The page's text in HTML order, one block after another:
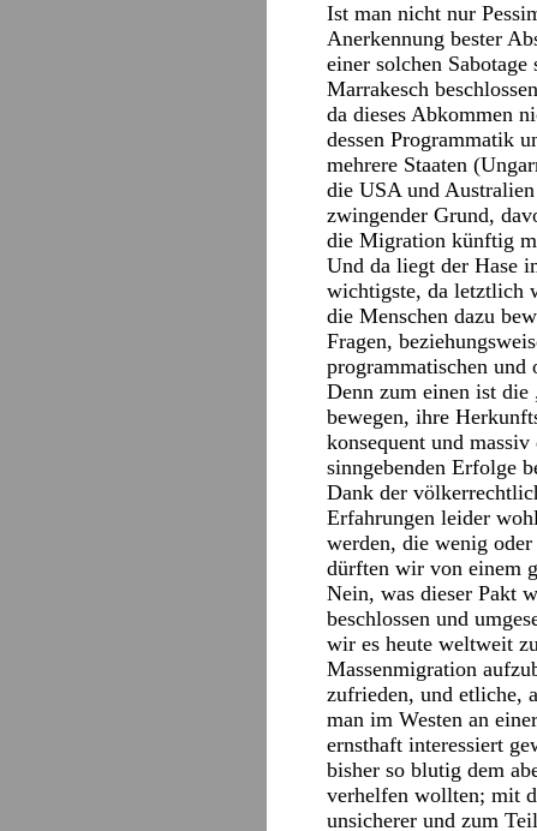
Ist man nicht nur
Anerkennung bester
einer solchen
Marrakesch
da dieses Abkommen
dessen Programmatik
mehrere Staaten
die USA und
zwingender Grund,
die Migration künftig
Und da liegt der Hase
wichtigste, da letztlich
die Menschen dazu
Fragen,
programmatischen und
Denn zum einen ist
bewegen, ihre
konsequent und
sinngebenden Erfolge
Dank der
Erfahrungen leider
werden, die wenig
dürften wir von einem
Nein, was dieser Pakt
beschlossen und
wir es heute weltweit
Massenmigration
zufrieden, und etliche,
man im Westen an
ernsthaft interessiert
bisher so blutig dem
verhelfen wollten; mit
unsicherer und zum